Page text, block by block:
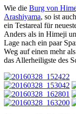
Wie die Burg von
Arashiyama, so ist
ein Testareal für
Anders als in Himeji
Lage nach ein paar
Weg auf einen mehr
das Allerheiligste des